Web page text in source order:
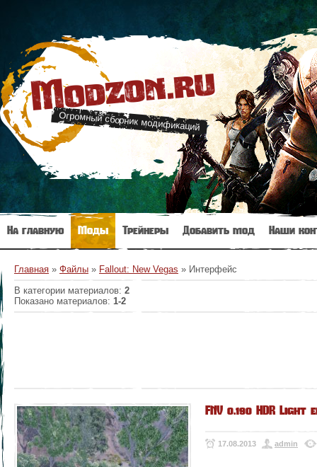
Modzon.ru
Огромный сборник модификаций
На главную Моды Трейнеры Добавить мод Наши
Главная » Файлы » Fallout: New Vegas » Интерфейс
В категории материалов: 2
Показано материалов: 1-2
FNV 0.190 HDR Light
17.08.2013 admin